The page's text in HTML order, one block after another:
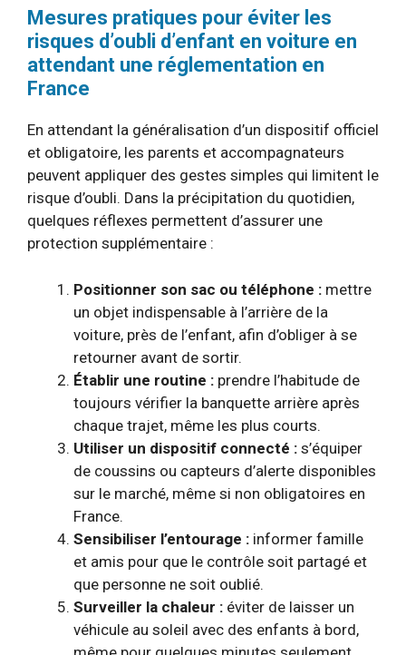
Mesures pratiques pour éviter les
risques d’oubli d’enfant en voiture en
attendant une réglementation en
France
En attendant la généralisation d’un dispositif officiel
et obligatoire, les parents et accompagnateurs
peuvent appliquer des gestes simples qui limitent le
risque d’oubli. Dans la précipitation du quotidien,
quelques réflexes permettent d’assurer une
protection supplémentaire :
Positionner son sac ou téléphone : mettre
un objet indispensable à l’arrière de la
voiture, près de l’enfant, afin d’obliger à se
retourner avant de sortir.
Établir une routine : prendre l’habitude de
toujours vérifier la banquette arrière après
chaque trajet, même les plus courts.
Utiliser un dispositif connecté : s’équiper
de coussins ou capteurs d’alerte disponibles
sur le marché, même si non obligatoires en
France.
Sensibiliser l’entourage : informer famille
et amis pour que le contrôle soit partagé et
que personne ne soit oublié.
Surveiller la chaleur : éviter de laisser un
véhicule au soleil avec des enfants à bord,